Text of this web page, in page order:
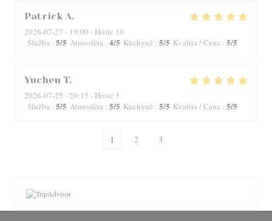
Patrick A
2026-07-27 - 19:00 - Hosté 10
Služba : 5/5 Atmosféra : 4/5 Kuchyně : 5/5 Kvalita / Cena : 5/5
Yuchen T
2026-07-25 - 20:15 - Hosté 3
Služba : 5/5 Atmosféra : 5/5 Kuchyně : 5/5 Kvalita / Cena : 5/5
1 2 3